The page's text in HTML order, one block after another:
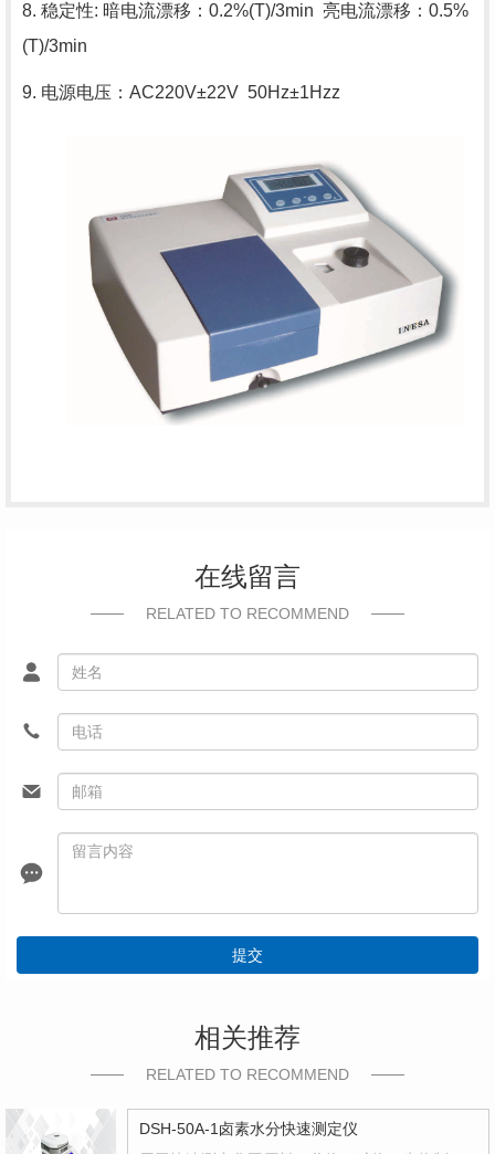
8. 稳定性: 暗电流漂移：0.2%(T)/3min 亮电流漂移：0.5%
(T)/3min
9. 电源电压：AC220V±22V 50Hz±1Hzz
在线留言
RELATED TO RECOMMEND
提交
相关推荐
RELATED TO RECOMMEND
DSH-50A-1卤素水分快速测定仪